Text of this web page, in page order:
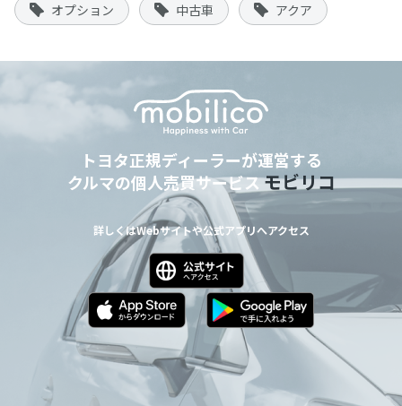
オプション 中古車 アクア
トヨタ正規ディーラーが運営する
クルマの個人売買サービスモビリコ
詳しくはWebサイトや公式アプリへアクセス